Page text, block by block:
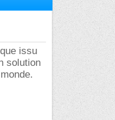
issu
solution